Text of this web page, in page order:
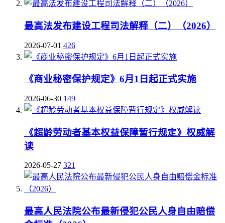
最高法发布建设工程司法解释（二）（2026）
2026-07-01 426
《商业秘密保护规定》6月1日起正式实施
2026-06-30 149
《超龄劳动者基本权益保障暂行规定》权威解
读
2026-05-27 321
最高人民法院公布最新侵犯公民人身自由赔偿